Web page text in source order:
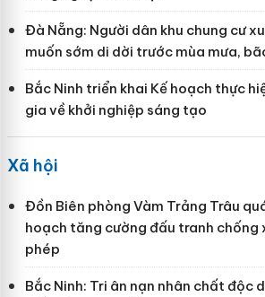
Đà Nẵng: Người dân khu chung cư
muốn sớm di dời trước mùa mưa,
Bắc Ninh triển khai Kế hoạch thực
gia về khởi nghiệp sáng tạo
Xã hội
Đồn Biên phòng Vàm Trảng Trâu
hoạch tăng cường đấu tranh chống
phép
Bắc Ninh: Tri ân nạn nhân chất độc